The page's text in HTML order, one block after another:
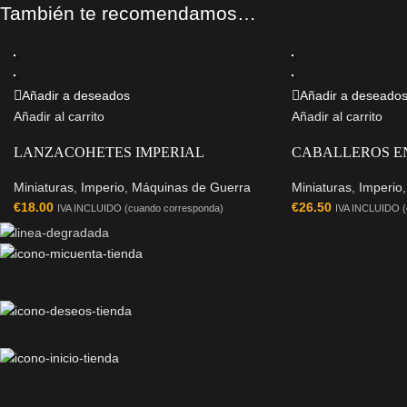
También te recomendamos…
Añadir a deseados
Añadir al carrito
LANZACOHETES IMPERIAL
Miniaturas Imperio Máquinas de Guerra
€18.00 IVA INCLUIDO (cuando corresponda)
Añadir a deseados
Añadir al carrito
CABALLEROS
Miniaturas, Imperio
€26.50 IVA INCLUIDO